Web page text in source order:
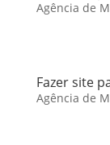
Agência de
Fazer site
Agência de